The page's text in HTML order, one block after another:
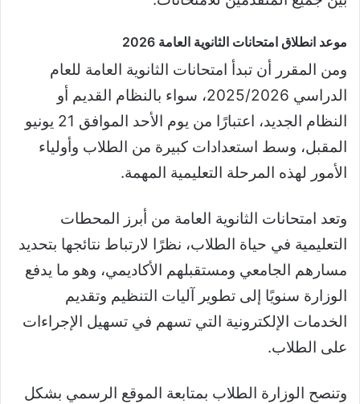
موعد انطلاق امتحانات الثانوية العامة 2026
ومن المقرر أن تبدأ امتحانات الثانوية العامة للعام
الدراسي 2025/2026، سواء بالنظام القديم أو
النظام الجديد، اعتبارًا من يوم الأحد الموافق 21 يونيو
المقبل، وسط استعدادات كبيرة من الطلاب وأولياء
الأمور لهذه المرحلة التعليمية المهمة.
وتعد امتحانات الثانوية العامة من أبرز المحطات
التعليمية في حياة الطلاب، نظرًا لارتباط نتائجها بتحديد
مسارهم الجامعي ومستقبلهم الأكاديمي، وهو ما يدفع
الوزارة سنويًا إلى تطوير آليات التنظيم وتقديم
الخدمات الإلكترونية التي تسهم في تسهيل الإجراءات
على الطلاب.
وتنصح الوزارة الطلاب بمتابعة الموقع الرسمي بشكل